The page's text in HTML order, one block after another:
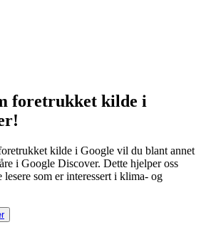
foretrukket kilde i
kilde i Google vil du blant annet
i Google Discover. Dette hjelper oss
som er interessert i klima- og